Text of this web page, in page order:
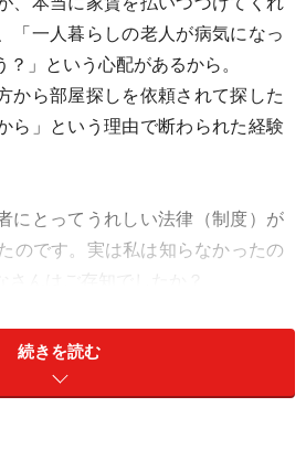
「一人暮らしの老人が病気になっ
」という心配があるから。
から部屋探しを依頼されて探した
ら」という理由で断わられた経験
にとってうれしい法律（制度）が
のです。実は私は知らなかったの
さんはご存知でしたか？
が3つあります。
続きを読む